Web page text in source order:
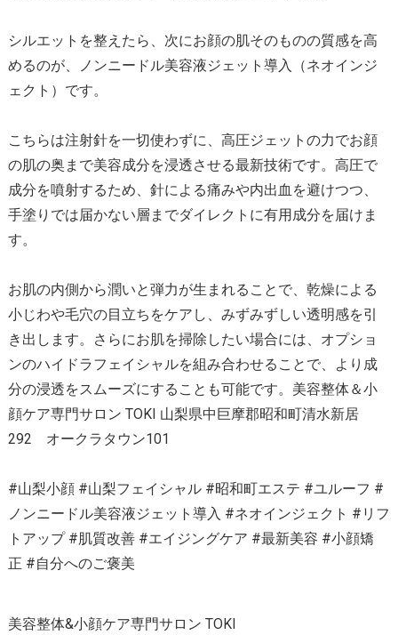
シルエットを整えたら、次にお顔の肌そのものの質感を高
めるのが、ノンニードル美容液ジェット導入（ネオインジ
ェクト）です。
こちらは注射針を一切使わずに、高圧ジェットの力でお顔
の肌の奥まで美容成分を浸透させる最新技術です。高圧で
成分を噴射するため、針による痛みや内出血を避けつつ、
手塗りでは届かない層までダイレクトに有用成分を届けま
す。
お肌の内側から潤いと弾力が生まれることで、乾燥による
小じわや毛穴の目立ちをケアし、みずみずしい透明感を引
き出します。さらにお肌を掃除したい場合には、オプショ
ンのハイドラフェイシャルを組み合わせることで、より成
分の浸透をスムーズにすることも可能です。美容整体＆小
顔ケア専門サロン TOKI 山梨県中巨摩郡昭和町清水新居
292 オークラタウン101
#山梨小顔 #山梨フェイシャル #昭和町エステ #ユルーフ #
ノンニードル美容液ジェット導入 #ネオインジェクト #リフ
トアップ #肌質改善 #エイジングケア #最新美容 #小顔矯
正 #自分へのご褒美
美容整体&小顔ケア専門サロン TOKI